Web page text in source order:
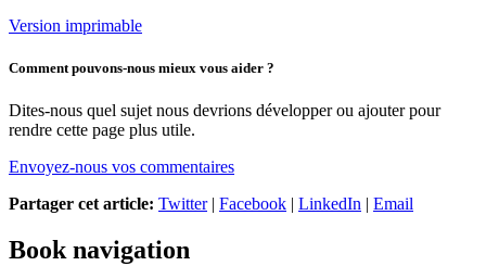
Version imprimable
Comment pouvons-nous mieux vous aider ?
Dites-nous quel sujet nous devrions développer ou ajouter pour
rendre cette page plus utile.
Envoyez-nous vos commentaires
Partager cet article: Twitter| Facebook | LinkedIn | Email
Book navigation